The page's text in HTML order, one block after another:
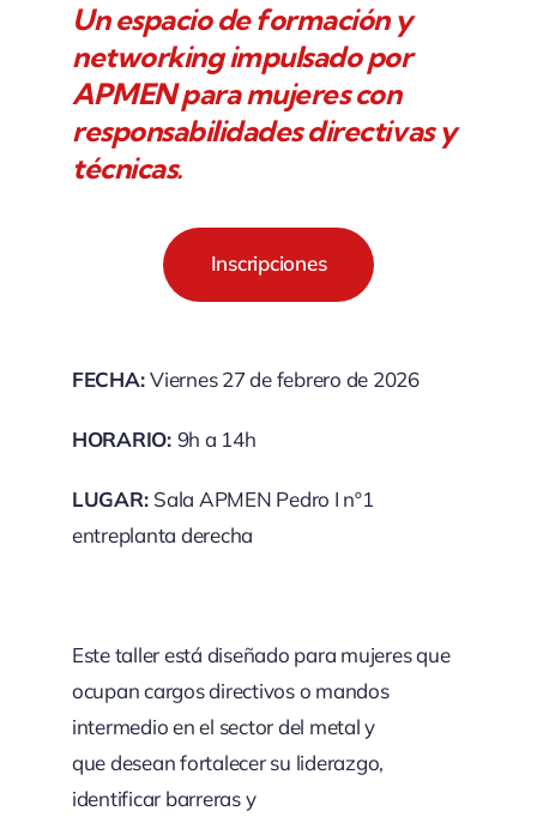
Un espacio de formación y
networking impulsado por
APMEN para mujeres con
responsabilidades directivas y
técnicas.
Inscripciones
FECHA:Viernes 27 de febrero de 2026
HORARIO: 9h a 14h
LUGAR: Sala APMEN Pedro I nº1
entreplanta derecha
Este taller está diseñado para mujeres que
ocupan cargos directivos o mandos
intermedio en el sector del metal y
que desean fortalecer su liderazgo,
identificar barreras y